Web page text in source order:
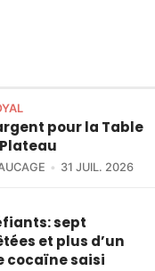
pour la Table
31 JUIL. 2026
sept
et plus d’un
cocaïne saisi